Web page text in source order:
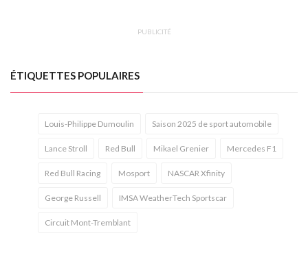
PUBLICITÉ
ÉTIQUETTES POPULAIRES
Louis-Philippe Dumoulin Saison 2025 de sport automobile
Lance Stroll Red Bull Mikael Grenier Mercedes F1
Red Bull Racing Mosport NASCAR Xfinity
George Russell IMSA WeatherTech Sportscar
Circuit Mont-Tremblant